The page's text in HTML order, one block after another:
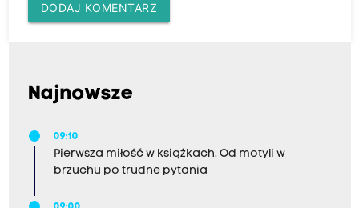
DODAJ KOMENTARZ
Najnowsze
09:10
Pierwsza miłość w książkach. Od motyli w
brzuchu po trudne pytania